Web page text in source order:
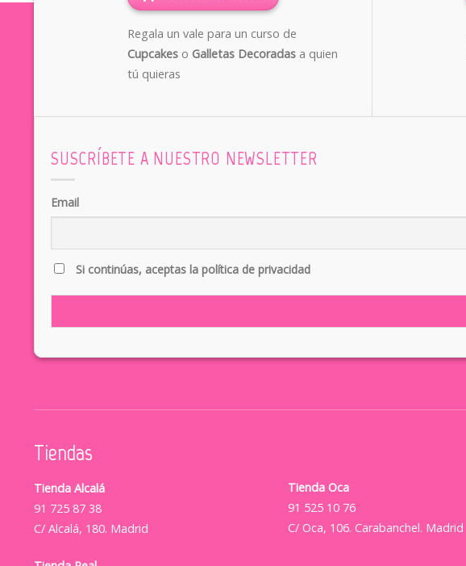
Regala un vale para un curso de
Cupcakes o Galletas Decoradas a quien
tú quieras
SUSCRÍBETE A NUESTRO NEWSLETTER
Email
Si continúas, aceptas la política de privacidad
Tiendas
Tienda Alcalá
91 725 87 38
C/ Alcalá, 180. Madrid
Tienda Oca
91 525 10 76
C/ Oca, 106. Carabanchel. Madrid